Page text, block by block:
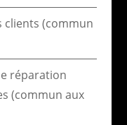
clients (commun
réparation
(commun aux